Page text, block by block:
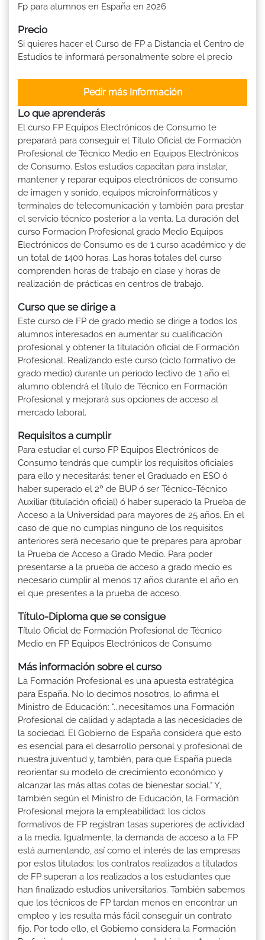
Fp para alumnos en España en 2026
Precio
Si quieres hacer el Curso de FP a Distancia el Centro de
Estudios te informará personalmente sobre el precio
Pedir más Información
Lo que aprenderás
El curso FP Equipos Electrónicos de Consumo te
preparará para conseguir el Título Oficial de Formación
Profesional de Técnico Medio en Equipos Electrónicos
de Consumo. Estos estudios capacitan para instalar,
mantener y reparar equipos electrónicos de consumo
de imagen y sonido, equipos microinformáticos y
terminales de telecomunicación y también para prestar
el servicio técnico posterior a la venta. La duración del
curso Formacion Profesional grado Medio Equipos
Electrónicos de Consumo es de 1 curso académico y de
un total de 1400 horas. Las horas totales del curso
comprenden horas de trabajo en clase y horas de
realización de prácticas en centros de trabajo.
Curso que se dirige a
Este curso de FP de grado medio se dirige a todos los
alumnos interesados en aumentar su cualificación
profesional y obtener la titulación oficial de Formación
Profesional. Realizando este curso (ciclo formativo de
grado medio) durante un período lectivo de 1 año el
alumno obtendrá el título de Técnico en Formación
Profesional y mejorará sus opciones de acceso al
mercado laboral.
Requisitos a cumplir
Para estudiar el curso FP Equipos Electrónicos de
Consumo tendrás que cumplir los requisitos oficiales
para ello y necesitarás: tener el Graduado en ESO ó
haber superado el 2º de BUP ó ser Técnico-Técnico
Auxiliar (titulación oficial) ó haber superado la Prueba de
Acceso a la Universidad para mayores de 25 años. En el
caso de que no cumplas ninguno de los requisitos
anteriores será necesario que te prepares para aprobar
la Prueba de Acceso a Grado Medio. Para poder
presentarse a la prueba de acceso a grado medio es
necesario cumplir al menos 17 años durante el año en
el que presentes a la prueba de acceso.
Título-Diploma que se consigue
Título Oficial de Formación Profesional de Técnico
Medio en FP Equipos Electrónicos de Consumo
Más información sobre el curso
La Formación Profesional es una apuesta estratégica
para España. No lo decimos nosotros, lo afirma el
Ministro de Educación: "...necesitamos una Formación
Profesional de calidad y adaptada a las necesidades de
la sociedad. El Gobierno de España considera que esto
es esencial para el desarrollo personal y profesional de
nuestra juventud y, también, para que España pueda
reorientar su modelo de crecimiento económico y
alcanzar las más altas cotas de bienestar social." Y,
también según el Ministro de Educación, la Formación
Profesional mejora la empleabilidad: los ciclos
formativos de FP registran tasas superiores de actividad
a la media. Igualmente, la demanda de acceso a la FP
está aumentando, así como el interés de las empresas
por estos titulados: los contratos realizados a titulados
de FP superan a los realizados a los estudiantes que
han finalizado estudios universitarios. También sabemos
que los técnicos de FP tardan menos en encontrar un
empleo y les resulta más fácil conseguir un contrato
fijo. Por todo ello, el Gobierno considera la Formación